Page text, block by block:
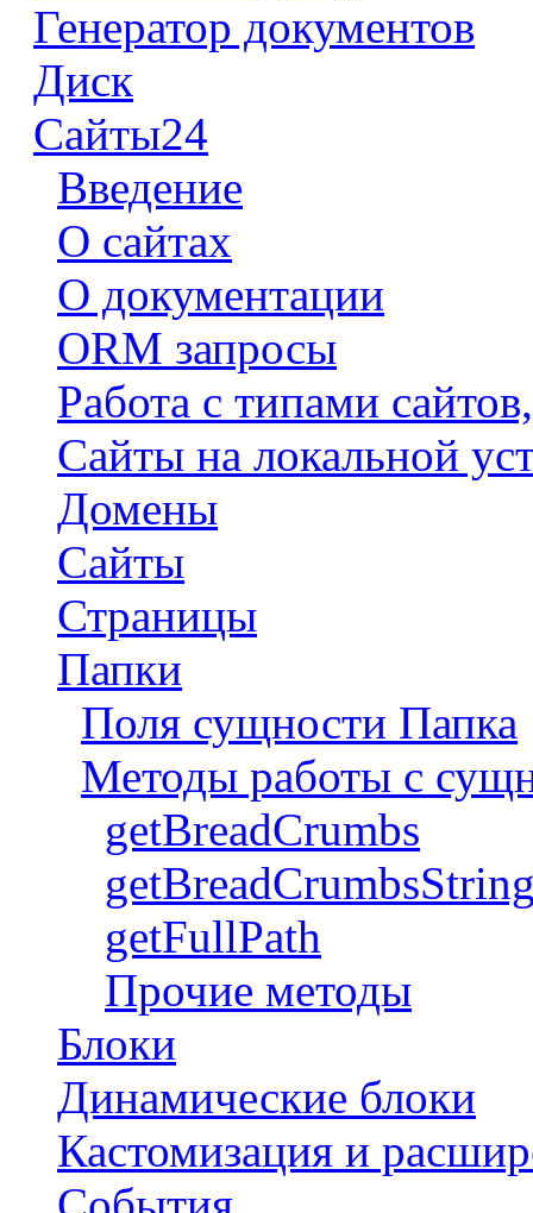
Генератор документов
Диск
Сайты24
Введение
О сайтах
О документации
ORM запросы
Работа с типами
Сайты на локальной
Домены
Сайты
Страницы
Папки
Поля сущности Папка
Методы работы с
getBreadCrumbs
getFullPath
Прочие методы
Блоки
Динамические блоки
Кастомизация и